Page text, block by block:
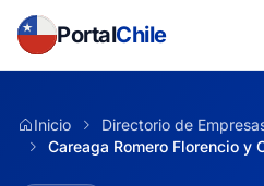
PortalChile
Inicio
Directorio de
Careaga Romero Florencio y